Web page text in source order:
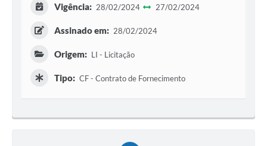
Vigência: 28/02/2024 27/02/2024
Assinado em: 28/02/2024
Origem: LI - Licitação
Tipo: CF - Contrato de Fornecimento